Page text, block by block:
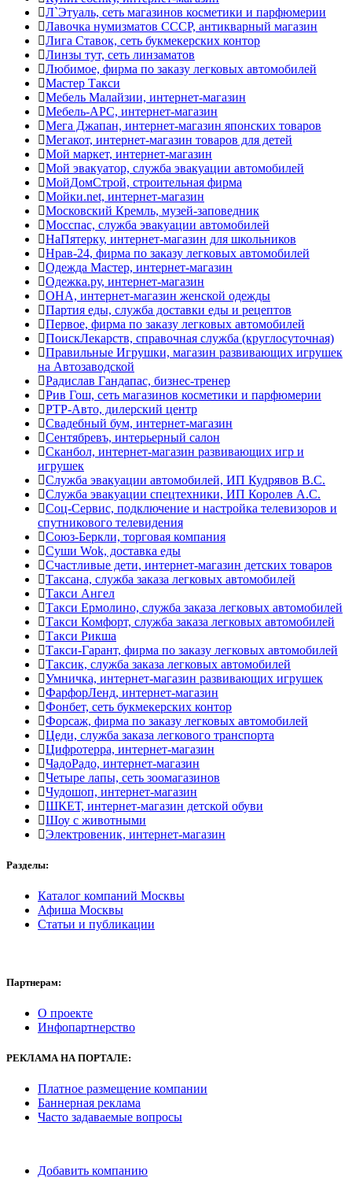
Л`Этуаль, сеть магазинов косметики и парфюмерии
Лавочка нумизматов СССР, антикварный магазин
Лига Ставок, сеть букмекерских контор
Линзы тут, сеть линзаматов
Любимое, фирма по заказу легковых автомобилей
Мастер Такси
Мебель Малайзии, интернет-магазин
Мебель-АРС, интернет-магазин
Мега Джапан, интернет-магазин японских товаров
Мегакот, интернет-магазин товаров для детей
Мой маркет, интернет-магазин
Мой эвакуатор, служба эвакуации автомобилей
МойДомСтрой, строительная фирма
Мойки.net, интернет-магазин
Московский Кремль, музей-заповедник
Мосспас, служба эвакуации автомобилей
НаПятерку, интернет-магазин для школьников
Нрав-24, фирма по заказу легковых автомобилей
Одежда Мастер, интернет-магазин
Одежка.ру, интернет-магазин
ОНА, интернет-магазин женской одежды
Партия еды, служба доставки еды и рецептов
Первое, фирма по заказу легковых автомобилей
ПоискЛекарств, справочная служба (круглосуточная)
Правильные Игрушки, магазин развивающих игрушек
на Автозаводской
Радислав Гандапас, бизнес-тренер
Рив Гош, сеть магазинов косметики и парфюмерии
РТР-Авто, дилерский центр
Свадебный бум, интернет-магазин
Сентябревъ, интерьерный салон
Сканбол, интернет-магазин развивающих игр и
игрушек
Служба эвакуации автомобилей, ИП Кудрявов В.С.
Служба эвакуации спецтехники, ИП Королев А.С.
Соц-Сервис, подключение и настройка телевизоров и
спутникового телевидения
Союз-Беркли, торговая компания
Суши Wok, доставка еды
Счастливые дети, интернет-магазин детских товаров
Таксана, служба заказа легковых автомобилей
Такси Ангел
Такси Ермолино, служба заказа легковых автомобилей
Такси Комфорт, служба заказа легковых автомобилей
Такси Рикша
Такси-Гарант, фирма по заказу легковых автомобилей
Таксик, служба заказа легковых автомобилей
Умничка, интернет-магазин развивающих игрушек
ФарфорЛенд, интернет-магазин
Фонбет, сеть букмекерских контор
Форсаж, фирма по заказу легковых автомобилей
Цеди, служба заказа легкового транспорта
Цифротерра, интернет-магазин
ЧадоРадо, интернет-магазин
Четыре лапы, сеть зоомагазинов
Чудошоп, интернет-магазин
ШКЕТ, интернет-магазин детской обуви
Шоу с животными
Электровеник, интернет-магазин
Разделы:
Каталог компаний Москвы
Афиша Москвы
Статьи и публикации
Партнерам:
О проекте
Инфопартнерство
РЕКЛАМА НА ПОРТАЛЕ:
Платное размещение компании
Баннерная реклама
Часто задаваемые вопросы
Добавить компанию